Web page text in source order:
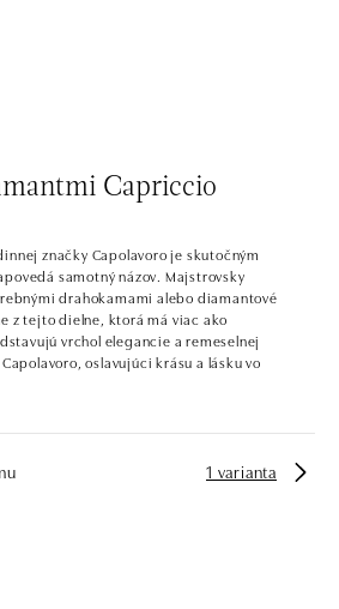
Capriccio
značky Capolavoro je skutočným
samotný názov. Majstrovsky
drahokamami alebo diamantové
z tejto dielne, ktorá má viac ako
vrchol elegancie a remeselnej
oslavujúci krásu a lásku vo
1 varianta